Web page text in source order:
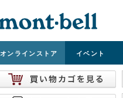
オンラインストア イベント